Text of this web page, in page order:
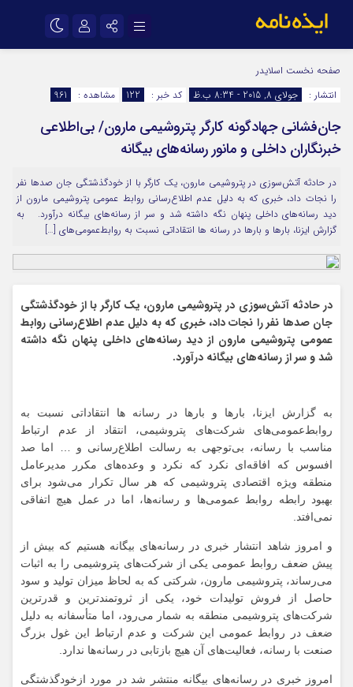
اینستاگرام
سروش
ایتا
آپارات
اپلیکیشن رمز عبور
مرا به خاطر بسپار
صفحه نخست اسلایدر
انتشار :
جولای 8, 2015 - 8:34 ب.ظ کد خبر : 122 مشاهده : 961
جان‌فشانی جهادگونه کارگر پتروشیمی مارون/ بی‌اطلاعی
خبرنگاران داخلی و مانور رسانه‌های بیگانه
در حادثه آتش‌سوزی در پتروشیمی مارون، یک کارگر با از خودگذشتگی جان صدها نفر
را نجات داد، خبری که به دلیل عدم اطلاع‌رسانی روابط عمومی پتروشیمی‌ مارون از
دید رسانه‌های داخلی پنهان نگه داشته شد و سر از رسانه‌های بیگانه درآورد. به
گزارش ایزنا، بارها و بارها در رسانه ها انتقاداتی نسبت به روابط‌عمومی‌های […]
در حادثه آتش‌سوزی در پتروشیمی مارون، یک کارگر با از خودگذشتگی
جان صدها نفر را نجات داد، خبری که به دلیل عدم اطلاع‌رسانی روابط
عمومی پتروشیمی‌ مارون از دید رسانه‌های داخلی پنهان نگه داشته
شد و سر از رسانه‌های بیگانه درآورد.
به گزارش ایزنا، بارها و بارها در رسانه ها انتقاداتی نسبت به
روابط‌عمومی‌های شرکت‌های پتروشیمی، انتقاد از عدم ارتباط
مناسب با رسانه، بی‌توجهی به رسالت اطلاع‌رسانی و … اما صد
افسوس که افاقه‌ای نکرد که نکرد و وعده‌های مکرر مدیرعامل
منطقه ویژه اقتصادی پتروشیمی که هر سال تکرار می‌شود برای
بهبود رابطه روابط عمومی‌ها و رسانه‌ها، اما در عمل هیچ اتفاقی
نمی‌افتد.
و امروز شاهد انتشار خبری در رسانه‌های بیگانه هستیم که بیش از
پیش ضعف روابط عمومی یکی از شرکت‌های پتروشیمی را به اثبات
می‌رساند، پتروشیمی مارون، شرکتی که به لحاظ میزان تولید و سود
حاصل از فروش تولیدات خود، یکی از ثروتمندترین و قدرترین
شرکت‌های پتروشیمی منطقه به شمار می‌رود، اما متأسفانه به دلیل
ضعف در روابط عمومی این شرکت و عدم ارتباط این غول بزرگ
صنعت با رسانه، فعالیت‌های آن هیچ بازتابی در رسانه‌ها ندارد.
امروز خبری در رسانه‌های بیگانه منتشر شد در مورد ازخودگذشتگی